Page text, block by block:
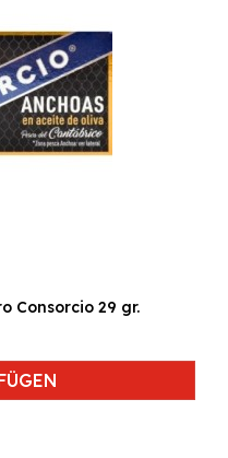
Consorcio 29 gr.